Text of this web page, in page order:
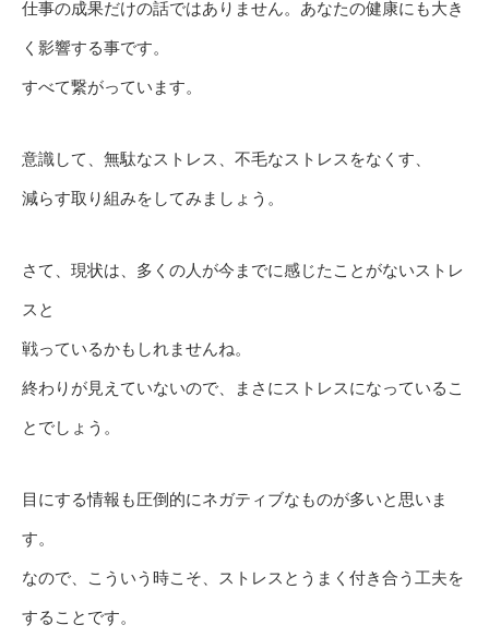
仕事の成果だけの話ではありません。あなたの健康にも大き
く影響する事です。
すべて繋がっています。
意識して、無駄なストレス、不毛なストレスをなくす、
減らす取り組みをしてみましょう。
さて、現状は、多くの人が今までに感じたことがないストレ
スと
戦っているかもしれませんね。
終わりが見えていないので、まさにストレスになっているこ
とでしょう。
目にする情報も圧倒的にネガティブなものが多いと思いま
す。
なので、こういう時こそ、ストレスとうまく付き合う工夫を
することです。